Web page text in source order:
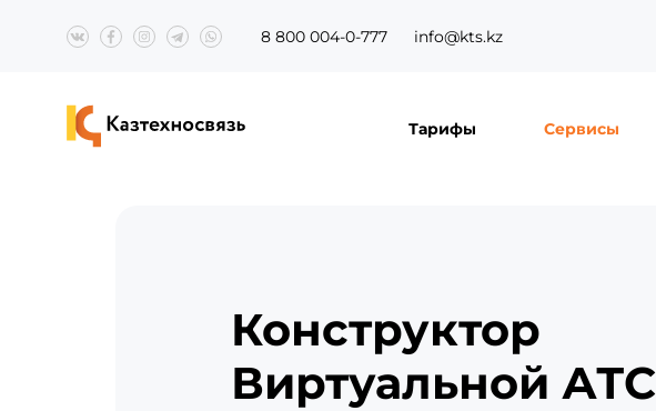
8 800 004-0-777 info@kts.kz
Тарифы Сервисы
Конструктор
Виртуальной АТС